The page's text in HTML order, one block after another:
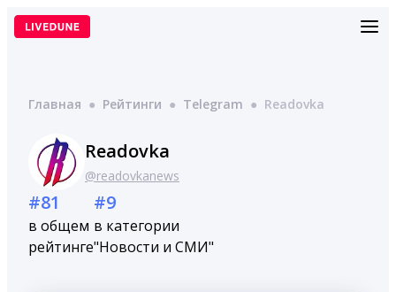
Перейти
Главная ● Рейтинги ● Telegram ● Readovka
Readovka
@readovkanews
#81
в общем
рейтинге
#9
в категории
"Новости и СМИ"